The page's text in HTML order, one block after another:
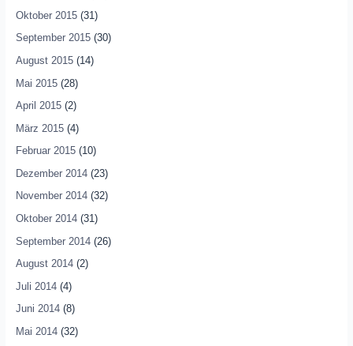
Oktober 2015(31)
September 2015(30)
August 2015(14)
Mai 2015(28)
April 2015(2)
März 2015(4)
Februar 2015(10)
Dezember 2014(23)
November 2014(32)
Oktober 2014(31)
September 2014(26)
August 2014(2)
Juli 2014(4)
Juni 2014(8)
Mai 2014(32)